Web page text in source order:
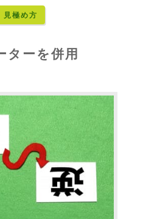
見極め方
ターを併用